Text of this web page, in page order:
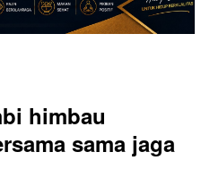
himbau
sama jaga